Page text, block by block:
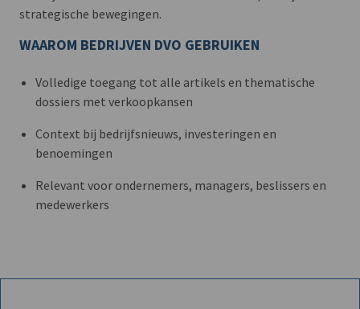
strategische bewegingen.
WAAROM BEDRIJVEN DVO GEBRUIKEN
Volledige toegang tot alle artikels en thematische
dossiers met verkoopkansen
Context bij bedrijfsnieuws, investeringen en
benoemingen
Relevant voor ondernemers, managers, beslissers en
medewerkers